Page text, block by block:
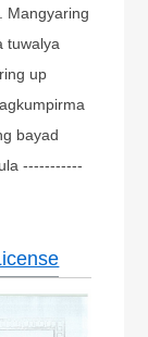
Mangyaring
tuwalya
up
bayad
-----------